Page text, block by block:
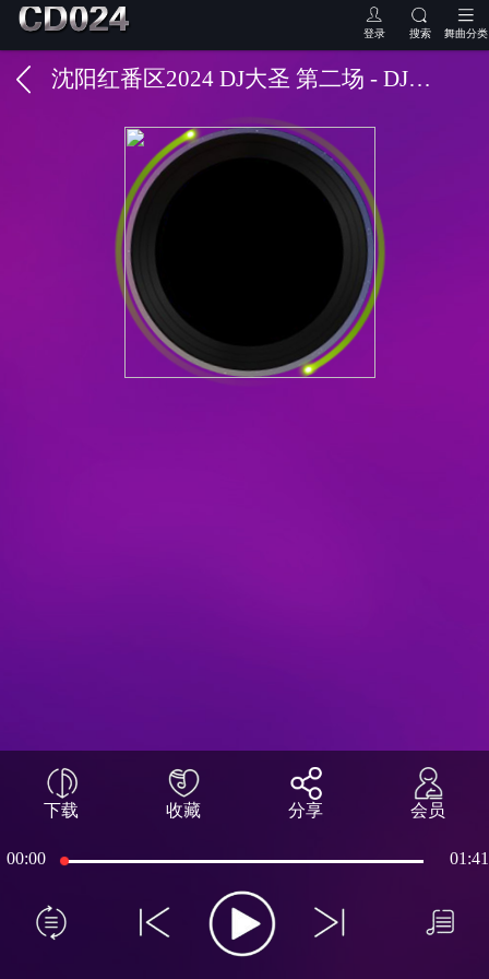
登录 搜索 舞曲分类
沈阳红番区2024 DJ大圣 第二场 - DJ小昊Jagger
下载 收藏 分享 会员
00:00 01:41